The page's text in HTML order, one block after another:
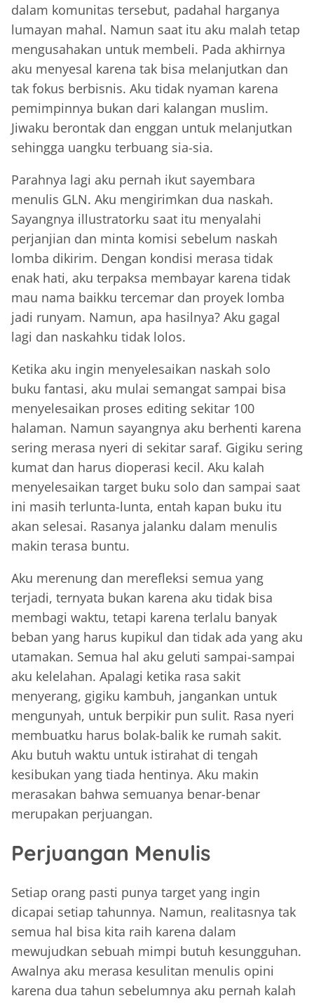
dalam komunitas tersebut, padahal harganya
lumayan mahal. Namun saat itu aku malah tetap
mengusahakan untuk membeli. Pada akhirnya
aku menyesal karena tak bisa melanjutkan dan
tak fokus berbisnis. Aku tidak nyaman karena
pemimpinnya bukan dari kalangan muslim.
Jiwaku berontak dan enggan untuk melanjutkan
sehingga uangku terbuang sia-sia.
Parahnya lagi aku pernah ikut sayembara
menulis GLN. Aku mengirimkan dua naskah.
Sayangnya illustratorku saat itu menyalahi
perjanjian dan minta komisi sebelum naskah
lomba dikirim. Dengan kondisi merasa tidak
enak hati, aku terpaksa membayar karena tidak
mau nama baikku tercemar dan proyek lomba
jadi runyam. Namun, apa hasilnya? Aku gagal
lagi dan naskahku tidak lolos.
Ketika aku ingin menyelesaikan naskah solo
buku fantasi, aku mulai semangat sampai bisa
menyelesaikan proses editing sekitar 100
halaman. Namun sayangnya aku berhenti karena
sering merasa nyeri di sekitar saraf. Gigiku sering
kumat dan harus dioperasi kecil. Aku kalah
menyelesaikan target buku solo dan sampai saat
ini masih terlunta-lunta, entah kapan buku itu
akan selesai. Rasanya jalanku dalam menulis
makin terasa buntu.
Aku merenung dan merefleksi semua yang
terjadi, ternyata bukan karena aku tidak bisa
membagi waktu, tetapi karena terlalu banyak
beban yang harus kupikul dan tidak ada yang aku
utamakan. Semua hal aku geluti sampai-sampai
aku kelelahan. Apalagi ketika rasa sakit
menyerang, gigiku kambuh, jangankan untuk
mengunyah, untuk berpikir pun sulit. Rasa nyeri
membuatku harus bolak-balik ke rumah sakit.
Aku butuh waktu untuk istirahat di tengah
kesibukan yang tiada hentinya. Aku makin
merasakan bahwa semuanya benar-benar
merupakan perjuangan.
Perjuangan Menulis
Setiap orang pasti punya target yang ingin
dicapai setiap tahunnya. Namun, realitasnya tak
semua hal bisa kita raih karena dalam
mewujudkan sebuah mimpi butuh kesungguhan.
Awalnya aku merasa kesulitan menulis opini
karena dua tahun sebelumnya aku pernah kalah